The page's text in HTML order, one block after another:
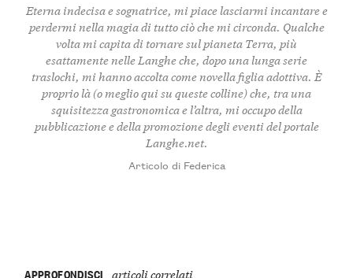
Eterna indecisa e sognatrice, mi piace lasciarmi incantare e
perdermi nella magia di tutto ciò che mi circonda. Qualche
volta mi capita di tornare sul pianeta Terra, più
esattamente nelle Langhe che, dopo una lunga serie
traslochi, mi hanno accolta come novella figlia adottiva. È
proprio là (o meglio qui su queste colline) che, tra una
squisitezza gastronomica e l’altra, mi occupo della
pubblicazione e della promozione degli eventi del portale
Langhe.net.
Articolo di Federica
APPROFONDISCI articoli correlati